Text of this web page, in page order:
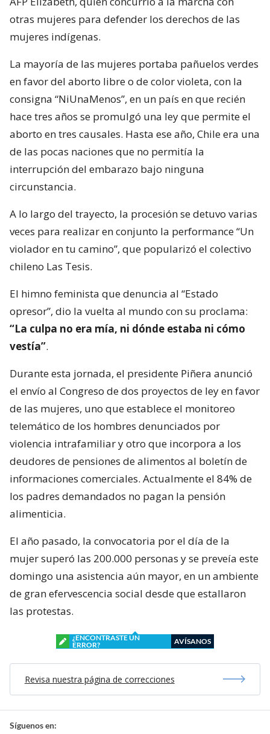
otras mujeres para defender los derechos de las
mujeres indígenas.
La mayoría de las mujeres portaba pañuelos verdes
en favor del aborto libre o de color violeta, con la
consigna “NiUnaMenos”, en un país en que recién
hace tres años se promulgó una ley que permite el
aborto en tres causales. Hasta ese año, Chile era una
de las pocas naciones que no permitía la
interrupción del embarazo bajo ninguna
circunstancia.
A lo largo del trayecto, la procesión se detuvo varias
veces para realizar en conjunto la performance “Un
violador en tu camino”, que popularizó el colectivo
chileno Las Tesis.
El himno feminista que denuncia al “Estado
opresor”, dio la vuelta al mundo con su proclama:
“La culpa no era mía, ni dónde estaba ni cómo
vestía”.
Durante esta jornada, el presidente Piñera anunció
el envío al Congreso de dos proyectos de ley en favor
de las mujeres, uno que establece el monitoreo
telemático de los hombres denunciados por
violencia intrafamiliar y otro que incorpora a los
deudores de pensiones de alimentos al boletín de
informaciones comerciales. Actualmente el 84% de
los padres demandados no pagan la pensión
alimenticia.
El año pasado, la convocatoria por el día de la
mujer superó las 200.000 personas y se preveía este
domingo una asistencia aún mayor, en un ambiente
de gran efervescencia social desde que estallaron
las protestas.
¿ENCONTRASTE UN
ERROR?
AVÍSANOS
Revisa nuestra página de correcciones
Síguenos en: